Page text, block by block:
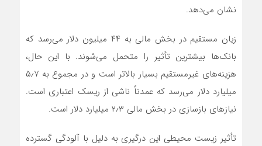
نشان می‌دهد.
زیان مستقیم در بخش مالی به ۴۴ میلیون دلار می‌رسد که
بانک‌ها بیشترین تأثیر را متحمل می‌شوند. با این حال،
هزینه‌های غیرمستقیم بسیار بالاتر است و در مجموع به ۵٫۷
میلیارد دلار می‌رسد که عمدتاً ناشی از ریسک اعتباری است.
نیازهای بازسازی در بخش مالی ۲٫۳ میلیارد دلار است.
تأثیر زیست محیطی این درگیری به دلیل با آلودگی گسترده